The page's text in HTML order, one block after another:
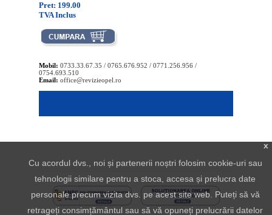
Pret: 199.00
TVA Inclus
Mobil: 0733.33.67.35 / 0765.676.952 / 0771.256.956 /
0754.693.510
Email: office@revizieopel.ro
x
Cu acordul dvs., noi și partenerii noștri folosim cookie-uri sau
tehnologii similare pentru a stoca, accesa și prelucra date
personale precum vizita dvs. pe acest site web. Puteți să vă
retrageți consimțământul sau să vă opuneți prelucrării datelor